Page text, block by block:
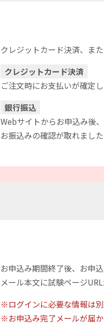
クレジットカード決済、ま
クレジットカード決済
ご注文時にお支払いが確定し
銀行振込
Webサイトからお申込み後
お振込みの確認が取れまし
お申込み期間終了後、お申
メール本文に試験ページ
※ログインに必要な情報は別
※お申込み完了メールが届